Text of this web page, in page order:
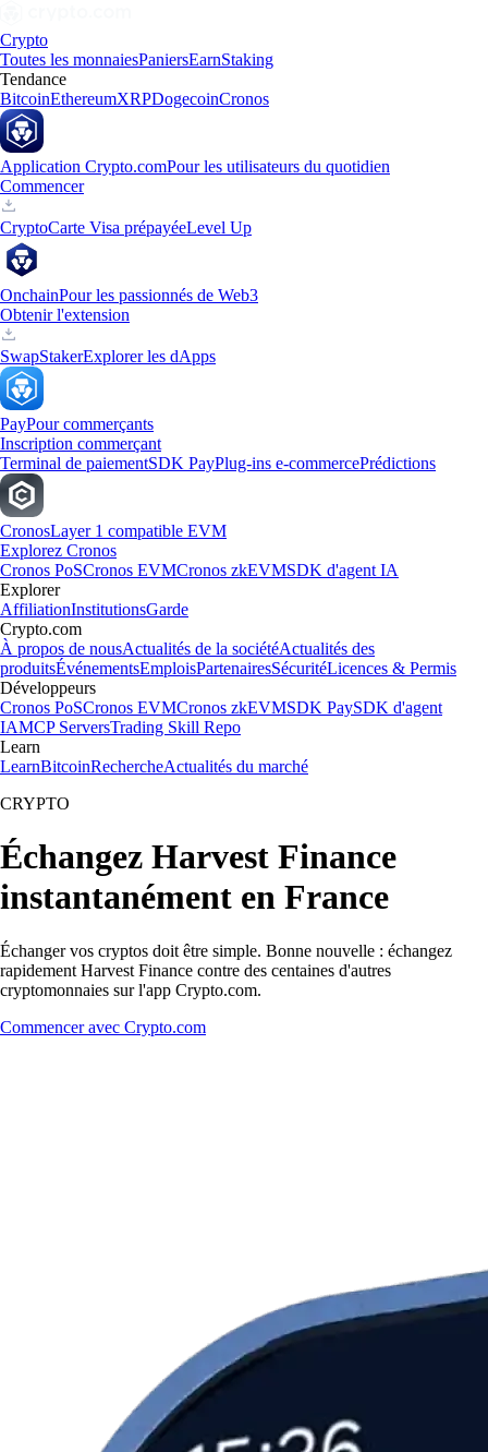
Crypto
Toutes les monnaiesPaniersEarnStaking
Tendance
BitcoinEthereumXRPDogecoinCronos
Application Crypto.comPour les utilisateurs du quotidien
Commencer
CryptoCarte Visa prépayéeLevel Up
OnchainPour les passionnés de Web3
Obtenir l'extension
SwapStakerExplorer les dApps
PayPour commerçants
Inscription commerçant
Terminal de paiementSDK PayPlug-ins e-commercePrédictions
CronosLayer 1 compatible EVM
Explorez Cronos
Cronos PoSCronos EVMCronos zkEVMSDK d'agent IA
Explorer
AffiliationInstitutionsGarde
Crypto.com
À propos de nousActualités de la sociétéActualités des
produitsÉvénementsEmploisPartenairesSécuritéLicences & Permis
Développeurs
Cronos PoSCronos EVMCronos zkEVMSDK PaySDK d'agent
IAMCP ServersTrading Skill Repo
Learn
LearnBitcoinRechercheActualités du marché
CRYPTO
Échangez Harvest Finance
instantanément en France
Échanger vos cryptos doit être simple. Bonne nouvelle : échangez
rapidement Harvest Finance contre des centaines d'autres
cryptomonnaies sur l'app Crypto.com.
Commencer avec Crypto.com